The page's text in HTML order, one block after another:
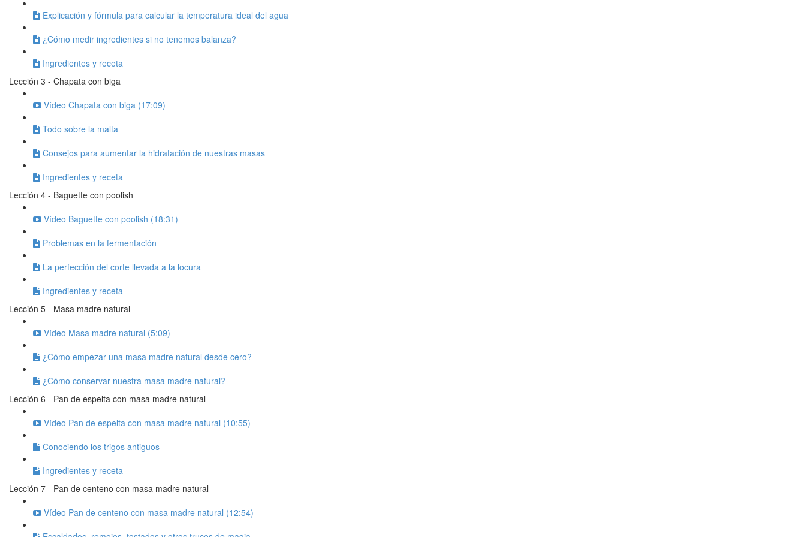
Explicación y fórmula para calcular la temperatura ideal del agua
¿Cómo medir ingredientes si no tenemos balanza?
Ingredientes y receta
Lección 3 - Chapata con biga
Vídeo Chapata con biga (17:09)
Todo sobre la malta
Consejos para aumentar la hidratación de nuestras masas
Ingredientes y receta
Lección 4 - Baguette con poolish
Vídeo Baguette con poolish (18:31)
Problemas en la fermentación
La perfección del corte llevada a la locura
Ingredientes y receta
Lección 5 - Masa madre natural
Vídeo Masa madre natural (5:09)
¿Cómo empezar una masa madre natural desde cero?
¿Cómo conservar nuestra masa madre natural?
Lección 6 - Pan de espelta con masa madre natural
Vídeo Pan de espelta con masa madre natural (10:55)
Conociendo los trigos antiguos
Ingredientes y receta
Lección 7 - Pan de centeno con masa madre natural
Vídeo Pan de centeno con masa madre natural (12:54)